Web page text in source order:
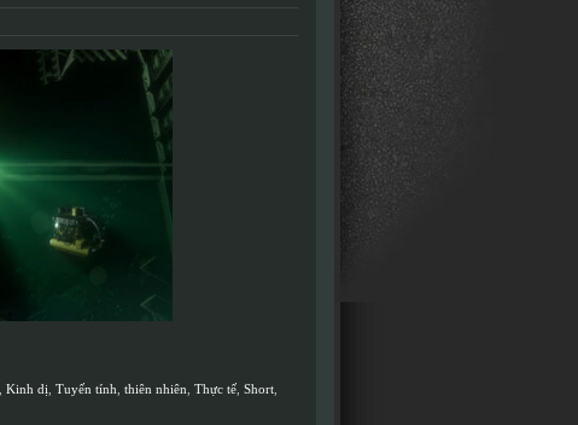
Kinh dị Tuyến tính thiên nhiên Thực tế Short